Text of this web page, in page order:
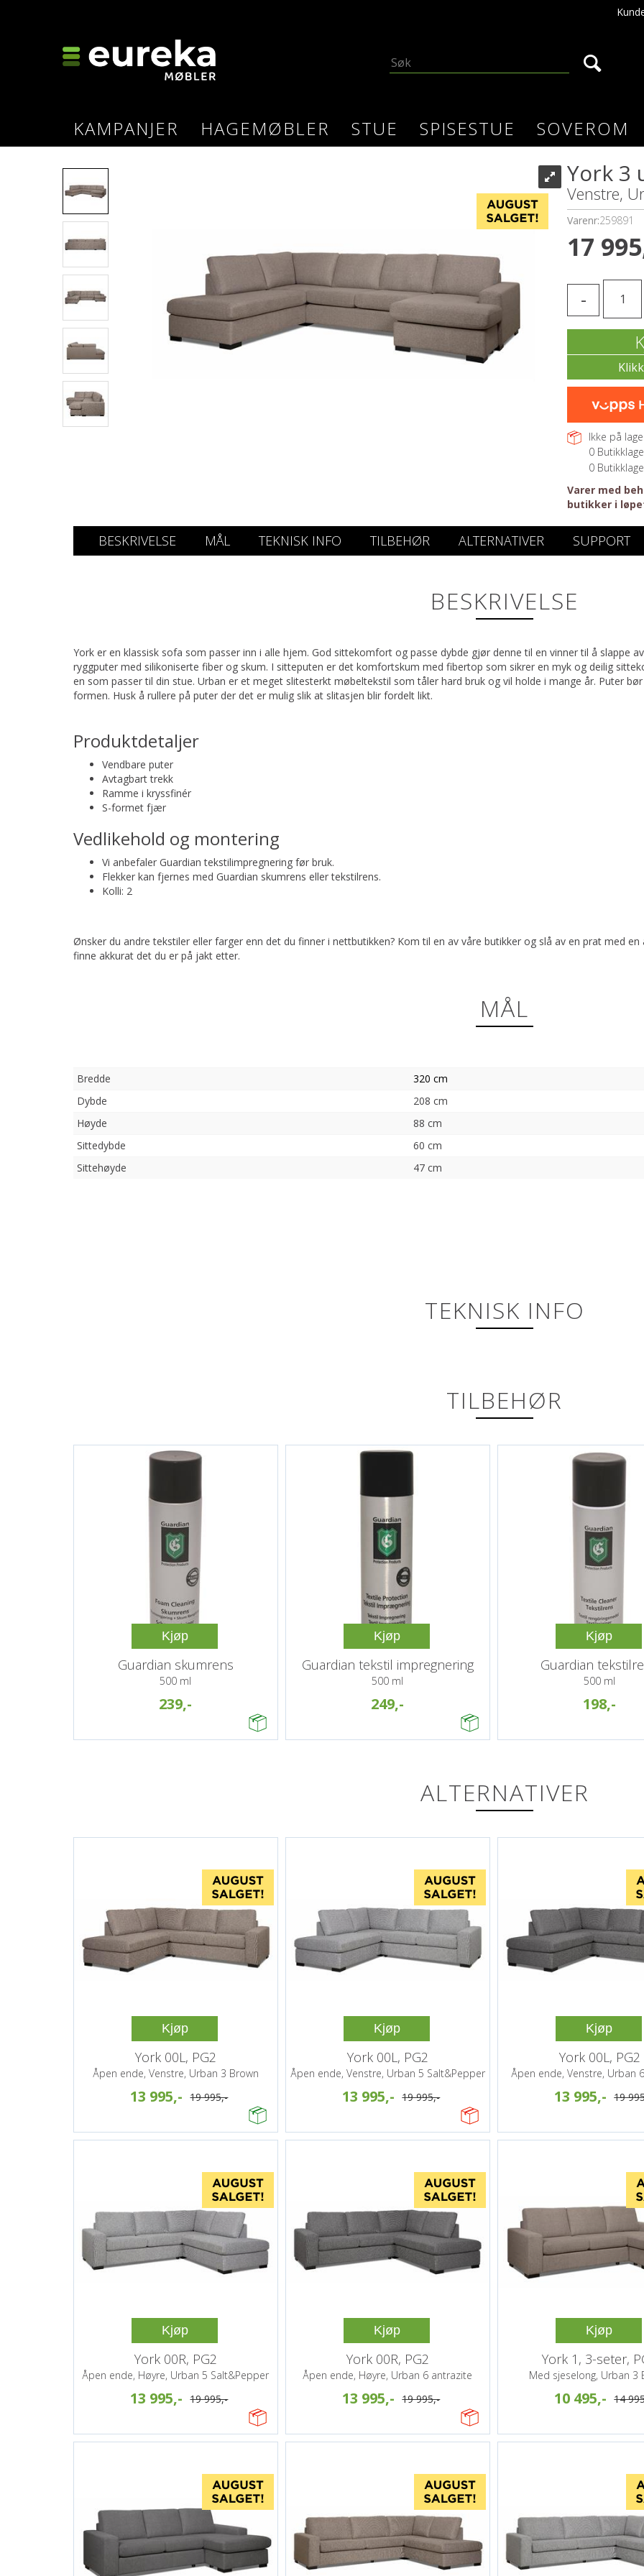
KAMPANJER HAGEMØBLER STUE SPISESTUE SOVEROM
York 3
Venstre,
Varenr:259891
17
-
Ikke på
0
0
Varer med
butikker i
BESKRIVELSE MÅL TEKNISK INFO TILBEHØR ALTERNATIVER SUPPORT
BESKRIVELSE
York er en klassisk sofa som passer inn i alle hjem. God sittekomfort og passe dybde gjør denne til en vinner til å slappe
ryggputer med silikoniserte fiber og skum. I sitteputen er det komfortskum med fibertop som sikrer en myk og deilig
en som passer til din stue. Urban er et meget slitesterkt møbeltekstil som tåler hard bruk og vil holde i mange år. Puter
formen. Husk å rullere på puter der det er mulig slik at slitasjen blir fordelt likt.
Produktdetaljer
Vendbare puter
Avtagbart trekk
Ramme i kryssfinér
S-formet fjær
Vedlikehold og montering
Vi anbefaler Guardian tekstilimpregnering før bruk.
Flekker kan fjernes med Guardian skumrens eller tekstilrens.
Kolli: 2
Ønsker du andre tekstiler eller farger enn det du finner i nettbutikken? Kom til en av våre butikker og slå av en prat med
finne akkurat det du er på jakt etter.
MÅL
Bredde
320 cm
Dybde
208 cm
Høyde
88 cm
Sittedybde
60 cm
Sittehøyde
47 cm
TEKNISK INFO
TILBEHØR
Kjøp
Guardian skumrens
500 ml
239,-
Kjøp
Guardian tekstil impregnering
500 ml
249,-
Kjøp
Guardian
500 ml
198,-
ALTERNATIVER
Kjøp
York 00L, PG2
Åpen ende, Venstre, Urban 3 Brown
13 995,- 19 995,-
Kjøp
York 00L, PG2
Åpen ende, Venstre, Urban 5 Salt&Pepper
13 995,- 19 995,-
Kjøp
York 00L, PG2
Åpen ende, Venstre, Urban
13 995,- 19
Kjøp
York 00R, PG2
Åpen ende, Høyre, Urban 5 Salt&Pepper
13 995,- 19 995,-
Kjøp
York 00R, PG2
Åpen ende, Høyre, Urban 6 antrazite
13 995,- 19 995,-
Kjøp
York 1, 3-seter,
Med sjeselong, Urban 3
10 495,- 14